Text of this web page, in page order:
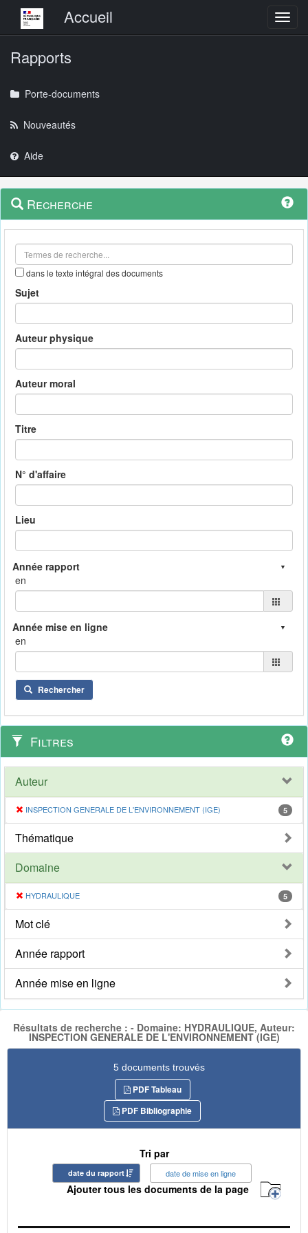
Menu principalAccueil
Rapports
Porte-documents
Nouveautés
Aide
Navigation
outils
Menu
contextuel
Recherche
dans le texte intégral des documents
Sujet
Auteur physique
Auteur moral
Titre
N° d'affaire
Lieu
en
en
Rechercher
Filtres
Auteur
INSPECTION GENERALE DE L'ENVIRONNEMENT (IGE) 5
Thématique
Domaine
HYDRAULIQUE 5
Mot clé
Année rapport
Année mise en ligne
Résultats de recherche : - Domaine: HYDRAULIQUE, Auteur:
INSPECTION GENERALE DE L'ENVIRONNEMENT (IGE)
5 documents trouvés
PDF Tableau
PDF Bibliographie
Tri par
date du rapport date de mise en ligne
Ajouter tous les documents de la page